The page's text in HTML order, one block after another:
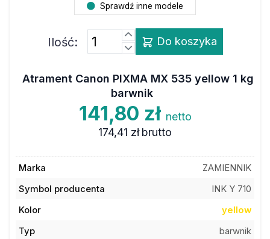
Sprawdź inne modele
Ilość: Do koszyka
Atrament Canon PIXMA MX 535 yellow 1 kg
barwnik
141,80 zł netto
174,41 zł brutto
Marka
ZAMIENNIK
Symbol producenta
INK Y 710
Kolor
yellow
Typ
barwnik